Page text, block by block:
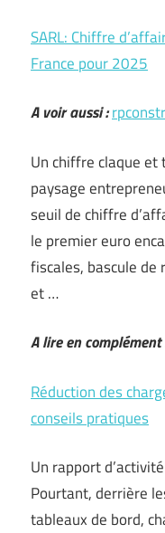
SARL: Chiffre
France pour 2025
A voir aussi :
Un chiffre claque et
paysage
seuil de chiffre
le premier euro
fiscales, bascule de
et …
A lire en complément
Réduction des
conseils pratiques
Un rapport
Pourtant, derrière
tableaux de bord,